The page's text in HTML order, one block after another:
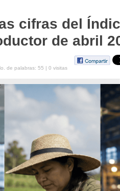
cifras del
de abril
de palabras: 55 | 0 visitas